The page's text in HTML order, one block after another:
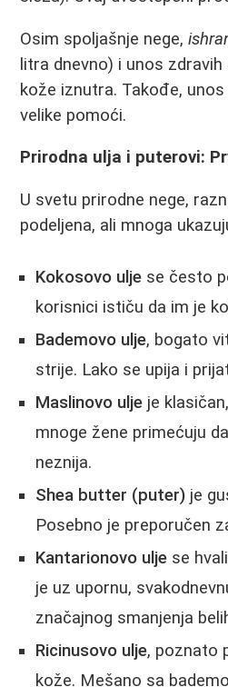
Osim spoljašnje nege,
litra dnevno) i unos
kože iznutra. Takođe,
velike pomoći.
Prirodna ulja i puterovi:
U svetu prirodne nege,
podeljena, ali mnoga
Kokosovo ulje se često
korisnici ističu da im je
Bademovo ulje, bogato
strije. Lako se upija i
Maslinovo ulje je
mnoge žene primećuju
neznija.
Shea butter (puter) je
Posebno je preporučen
Kantarionovo ulje se
je uz upornu,
značajnog smanjenja
Ricinusovo ulje, poznato
kože. Mešano sa